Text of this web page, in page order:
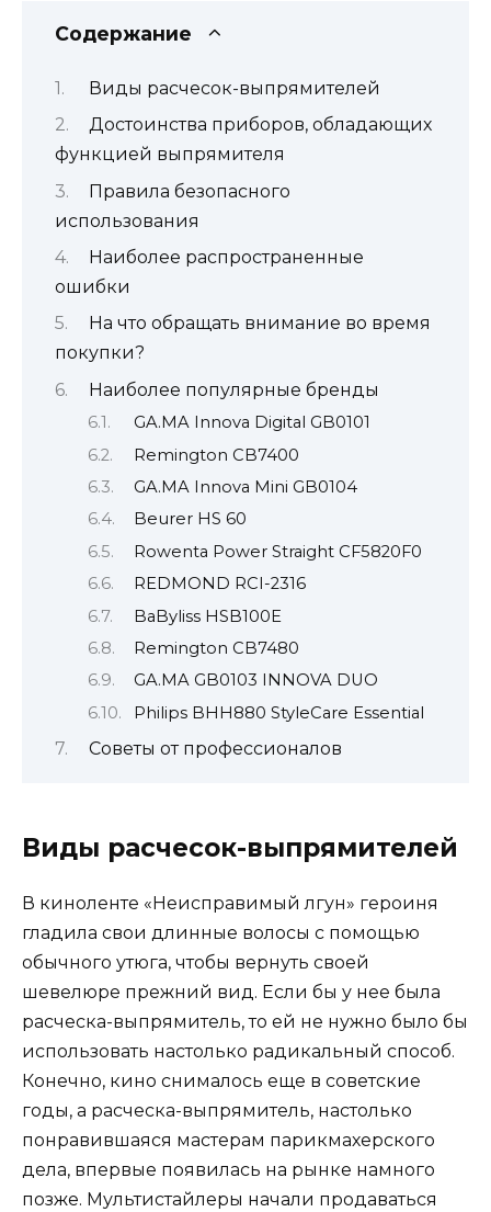
Содержание
Виды расчесок-выпрямителей
Достоинства приборов, обладающих
функцией выпрямителя
Правила безопасного
использования
Наиболее распространенные
ошибки
На что обращать внимание во время
покупки?
Наиболее популярные бренды
GA.MA Innova Digital GB0101
Remington CB7400
GA.MA Innova Mini GB0104
Beurer HS 60
Rowenta Power Straight CF5820F0
REDMOND RCI-2316
BaByliss HSB100E
Remington CB7480
GA.MA GB0103 INNOVA DUO
Philips BHH880 StyleCare Essential
Советы от профессионалов
Виды расчесок-выпрямителей
В киноленте «Неисправимый лгун» героиня
гладила свои длинные волосы с помощью
обычного утюга, чтобы вернуть своей
шевелюре прежний вид. Если бы у нее была
расческа-выпрямитель, то ей не нужно было бы
использовать настолько радикальный способ.
Конечно, кино снималось еще в советские
годы, а расческа-выпрямитель, настолько
понравившаяся мастерам парикмахерского
дела, впервые появилась на рынке намного
позже. Мультистайлеры начали продаваться